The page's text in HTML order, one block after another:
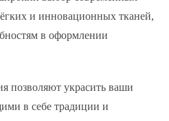
и инновационных тканей,
в оформлении
позволяют украсить ваши
в себе традиции и